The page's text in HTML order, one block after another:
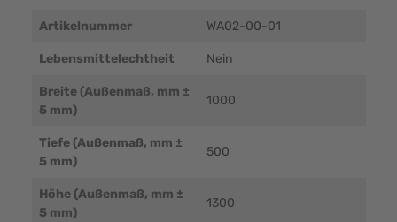
Artikelnummer WA02-00-01
Lebensmittelechtheit Nein
Breite (Außenmaß, mm ±
5 mm)
1000
Tiefe (Außenmaß, mm ±
5 mm)
500
Höhe (Außenmaß, mm ±
5 mm)
1300